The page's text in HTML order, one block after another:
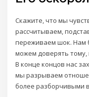
Скажите, что мы
рассчитываем,
переживаем шок. Нам
можем доверять тому,
В конце концов нас
мы разрываем
более разборчивыми